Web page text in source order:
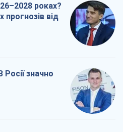
роках?
прогнозів від
значно